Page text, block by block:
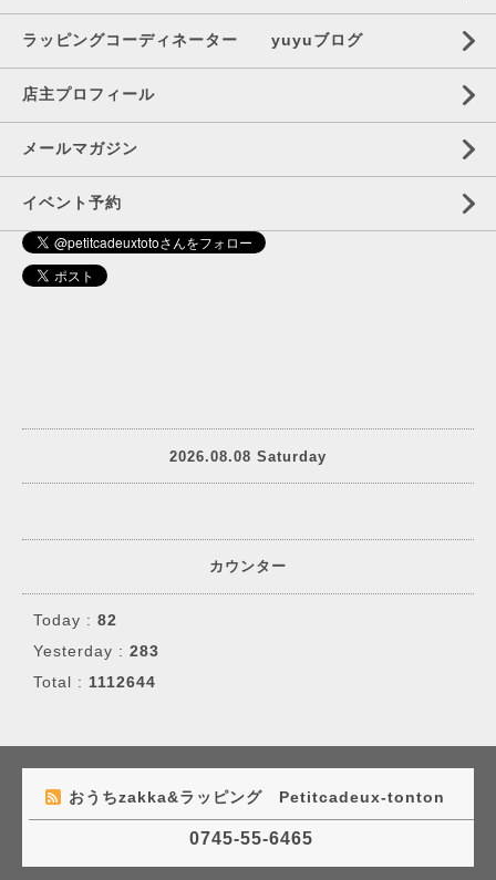
ラッピングコーディネーター yuyuブログ
店主プロフィール
メールマガジン
イベント予約
2026.08.08 Saturday
カウンター
Today : 82
Yesterday : 283
Total : 1112644
おうちzakka&ラッピング Petitcadeux-tonton
0745-55-6465